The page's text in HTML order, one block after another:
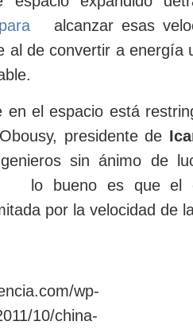
para
alcanzar esas
al de convertir a energía
en el espacio está
presidente de
sin ánimo de
lo bueno es que el
por la velocidad de